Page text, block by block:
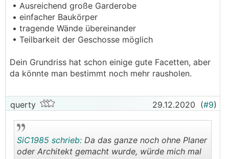
• Ausreichend große Garderobe
• einfacher Baukörper
• tragende Wände übereinander
• Teilbarkeit der Geschosse möglich
Dein Grundriss hat schon einige gute Facetten, aber
da könnte man bestimmt noch mehr rausholen.
querty 29.12.2020 (#9)
SiC1985 schrieb: Da das ganze noch ohne Planer
oder Architekt gemacht wurde, würde mich mal